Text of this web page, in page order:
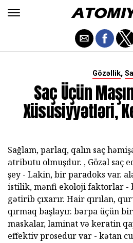
Gözəllik,
Saç Üçün
Xüsusiyyətləri,
Sağlam, parlaq, qalın saç
atributu olmuşdur. , Gözəl saç
şey - Lakin, bir paradoks var.
istilik, mənfi ekoloji faktorlar -
gətirib çıxarır. Hair qırılan,
qırmaq başlayır. bərpa üçün
maskalar, laminat və keratin
effektiv prosedur var - kətan